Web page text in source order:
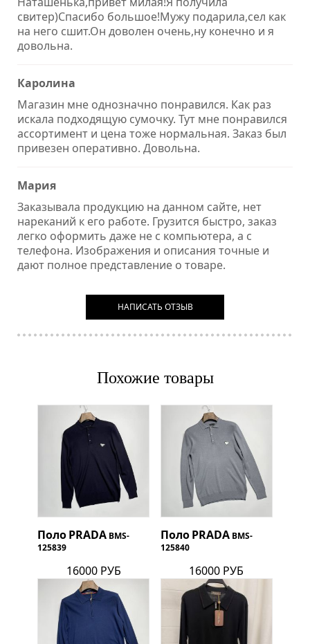
свитер)Спасибо большое!Мужу подарила,сел как
на него сшит.Он доволен очень,ну конечно и я
довольна.
Каролина
Магазин мне однозначно понравился. Как раз
искала подходящую сумочку. Тут мне понравился
ассортимент и цена тоже нормальная. Заказ был
привезен оперативно. Довольна.
Мария
Заказывала продукцию на данном сайте, нет
нареканий к его работе. Грузится быстро, заказ
легко оформить даже не с компьютера, а с
телефона. Изображения и описания точные и
дают полное представление о товаре.
НАПИСАТЬ ОТЗЫВ
Похожие товары
ПолоPRADA BMS-
125839
16000 РУБ
Поло PRADA BMS-
125840
16000 РУБ